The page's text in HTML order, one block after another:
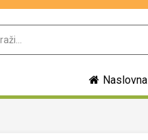
Naslovna